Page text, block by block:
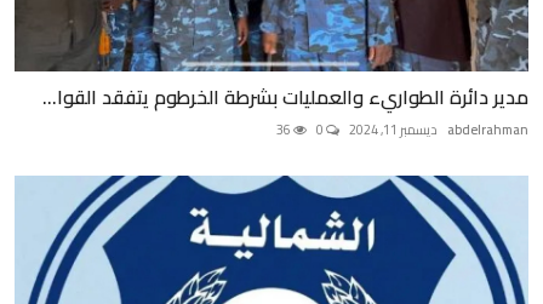
مدير دائرة الطواريء والعمليات بشرطة الخرطوم يتفقد القوا...
abdelrahman ديسمبر 11, 2024